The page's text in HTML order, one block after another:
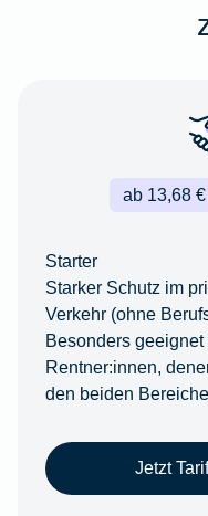
ab 13,68
Starter
Starker Schutz im
Verkehr (ohne
Besonders
Rentner:innen,
den beiden
Jetzt